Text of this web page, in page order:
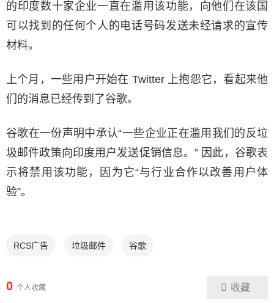
的印度数十家企业一直在滥用该功能，向他们在该国
可以找到的任何个人的电话号码发送未经请求的宣传
材料。
上个月，一些用户开始在 Twitter 上抱怨它，看起来他
们的消息已经传到了谷歌。
谷歌在一份声明中承认“一些企业正在滥用我们的反垃
圾邮件政策向印度用户发送促销信息。” 因此，谷歌表
示将禁用该功能，因为它“与行业合作以改善用户体
验”。
RCS广告 垃圾邮件 谷歌
0 个人收藏 收藏